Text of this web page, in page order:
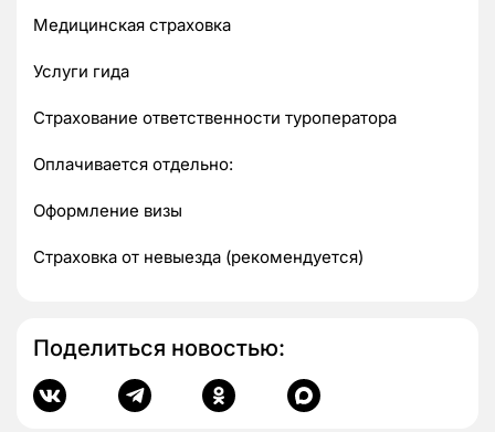
Медицинская страховка
Услуги гида
Страхование ответственности туроператора
Оплачивается отдельно:
Оформление визы
Страховка от невыезда (рекомендуется)
Поделиться новостью: